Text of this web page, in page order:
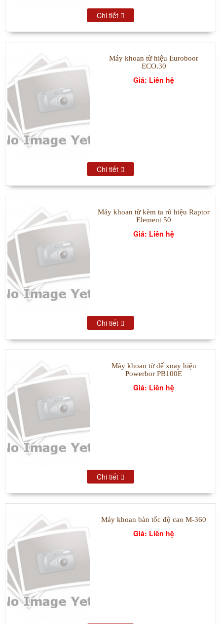
Chi tiết
Máy khoan từ hiệu Euroboor
ECO.30
Giá: Liên hệ
Chi tiết
Máy khoan từ kèm ta rô hiệu Raptor
Element 50
Giá: Liên hệ
Chi tiết
Máy khoan từ đế xoay hiệu
Powerbor PB100E
Giá: Liên hệ
Chi tiết
Máy khoan bàn tốc độ cao M-360
Giá: Liên hệ